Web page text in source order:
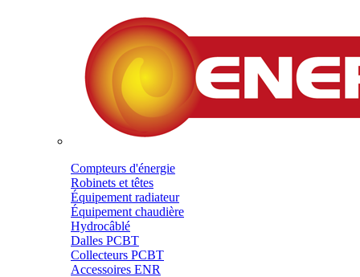
Compteurs d'énergie
Robinets et têtes
Équipement radiateur
Équipement chaudière
Hydrocâblé
Dalles PCBT
Collecteurs PCBT
Accessoires ENR